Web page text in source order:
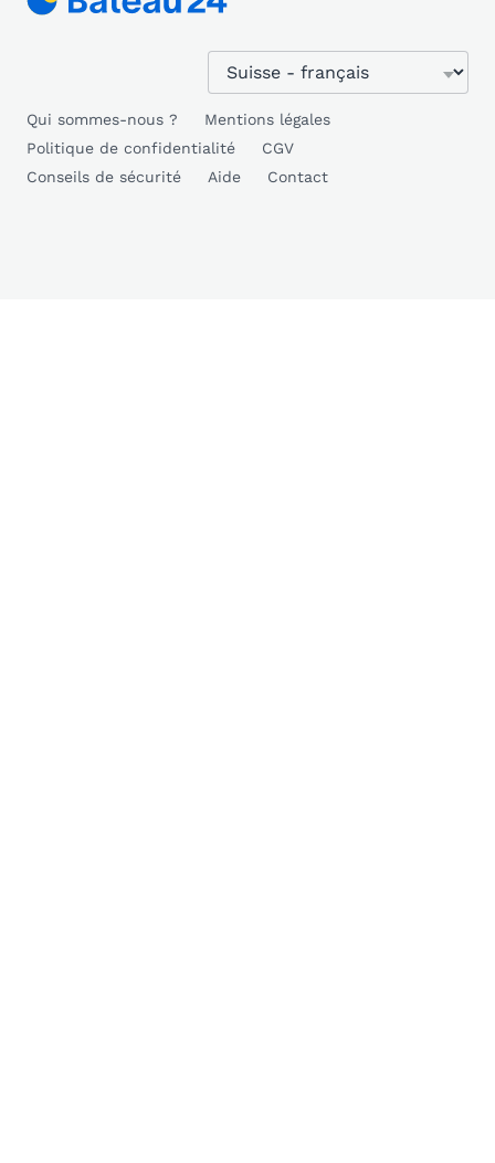
Qui sommes-nous ?
Mentions légales
Politique de confidentialité
CGV
Conseils de sécurité
Aide Contact